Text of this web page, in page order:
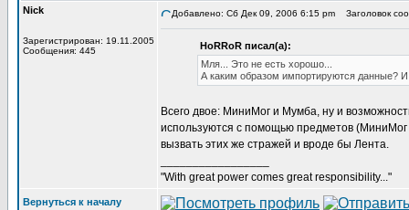
Nick
Зарегистрирован: 19.11.2005
Сообщения: 445
Добавлено: Сб Дек 09, 2006 6:15 pm Заголовок
HoRRoR писал(а):
Мля... Это не есть хорошо...
А каким образом импортируются данные?
Всего двое: МиниМог и Мумба, ну и
используются с помощью предметов
вызвать этих же стражей и вроде бы Лента.
"With great power comes great responsibility..."
Вернуться к началу